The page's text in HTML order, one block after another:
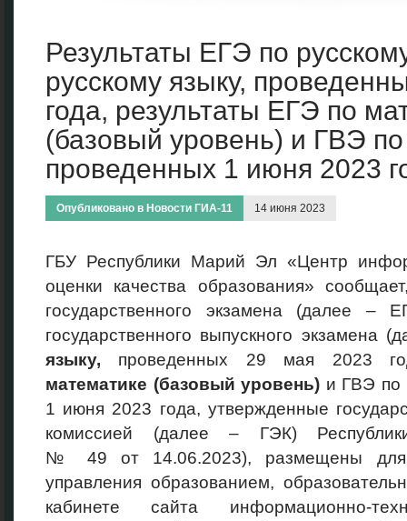
Результаты ЕГЭ по
русскому языку,
года, результаты ЕГЭ по
(базовый уровень) и ГВЭ
проведенных 1 июня 2023
Опубликовано в Новости ГИА-11 14 июня 2023
ГБУ Республики Марий Эл «Центр
оценки качества образования»
государственного экзамена (далее
государственного выпускного экзамена
языку, проведенных 29 мая 2023
математике (базовый уровень) и ГВЭ по
1 июня 2023 года, утвержденные
комиссией (далее – ГЭК)
№ 49 от 14.06.2023), размещены для
управления образованием,
кабинете сайта информационно-